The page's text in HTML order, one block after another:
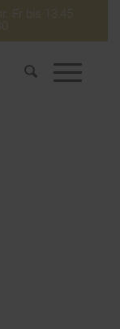
Fr bis 13:45